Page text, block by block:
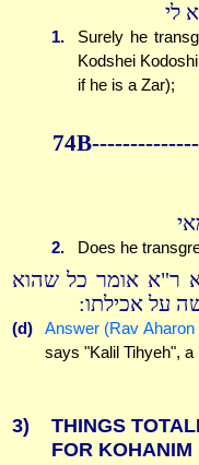
לי
1.
Surely he
Kodshei
if he is a Zar);
2. Does he
ר"א אומר כל שהוא
על אכילתו:
(d) Answer (Rav
says "Kalil Tihyeh", a
3)
THINGS
FOR KOHANIM